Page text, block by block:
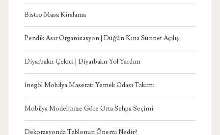
Bistro Masa Kiralama
Pendik Asır Organizasyon | Düğün Kına Sünnet Açılış
Diyarbakır Çekici | Diyarbakır Yol Yardım
İnegöl Mobilya Maserati Yemek Odası Takımı
Mobilya Modelinize Göre Orta Sehpa Seçimi
Dekorasyonda Tablonun Önemi Nedir?